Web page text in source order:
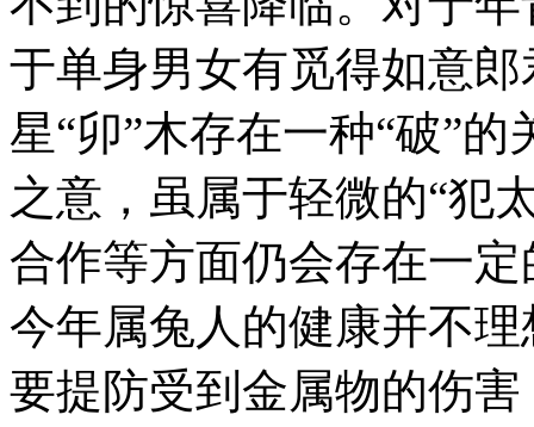
于单身男女有觅得如意
星“卯”木存在一种“破”
之意，虽属于轻微的“犯
合作等方面仍会存在一
今年属兔人的健康并不
要提防受到金属物的伤